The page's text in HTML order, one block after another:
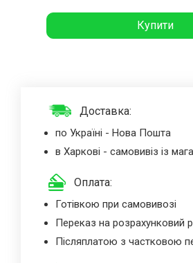
Купити
Доставка:
по Україні - Нова Пошта
в Харкові - самовивіз із
Оплата:
Готівкою при самовивозі
Переказ на розрахунковий
Післяплатою з частковою